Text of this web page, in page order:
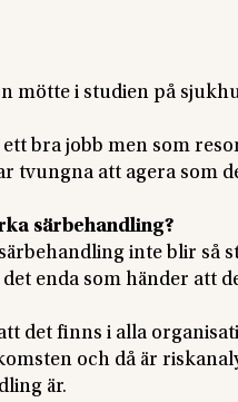
mötte i studien på
bra jobb men som
tvungna att agera som
särbehandling?
inte blir så
enda som händer att
det finns i alla
och då är
är.